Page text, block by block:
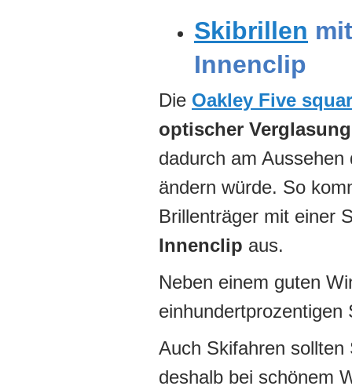
Skibrillen
Innenclip
Die Oakley Five
optischer Verglasung
dadurch am Aussehen
ändern würde. So
Brillenträger mit einer
Innenclip aus.
Neben einem guten
Auch Skifahren
deshalb bei schönem